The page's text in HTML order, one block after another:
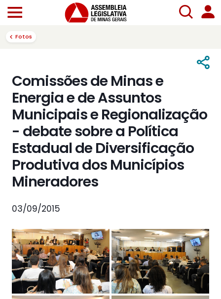
Fotos
Comissões de Minas e
Energia e de Assuntos
Municipais e Regionalização
- debate sobre a Política
Estadual de Diversificação
Produtiva dos Municípios
Mineradores
03/09/2015